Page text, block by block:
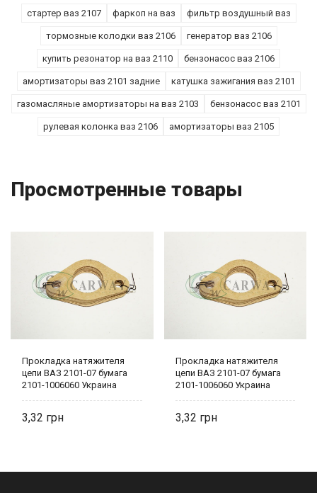
стартер ваз 2107 фаркоп на ваз фильтр воздушный ваз
тормозные колодки ваз 2106 генератор ваз 2106
купить резонатор на ваз 2110 бензонасос ваз 2106
амортизаторы ваз 2101 задние катушка зажигания ваз 2101
газомасляные амортизаторы на ваз 2103 бензонасос ваз 2101
рулевая колонка ваз 2106 амортизаторы ваз 2105
Просмотренные товары
Прокладка натяжителя
цепи ВАЗ 2101-07 бумага
2101-1006060 Украина
3,32
Прокладка натяжителя
цепи ВАЗ 2101-07 бумага
2101-1006060 Украина
3,32